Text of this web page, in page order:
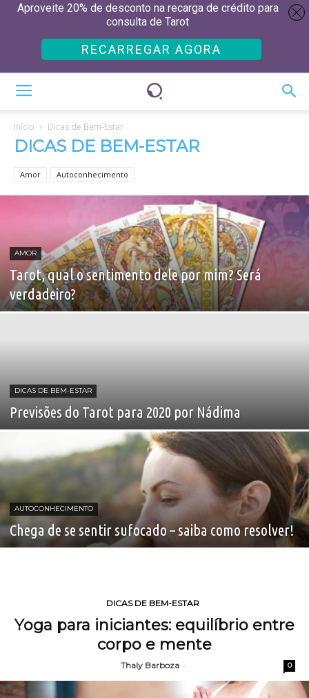
Início Dicas de Bem-Estar
DICAS DE BEM-ESTAR
Amor Autoconhecimento
AMOR
Tarot, qual o sentimento dele por mim? Será
verdadeiro?
DICAS DE BEM-ESTAR
Previsões do Tarot para 2020 por Nádima
AUTOCONHECIMENTO
Chega de se sentir sufocado – saiba como resolver!
DICAS DE BEM-ESTAR
Yoga para iniciantes: equilíbrio entre
corpo e mente
Thaly Barboza - 0
Aproveite 20% de desconto na recarga de crédito para
consulta de Tarot
RECARREGAR AGORA